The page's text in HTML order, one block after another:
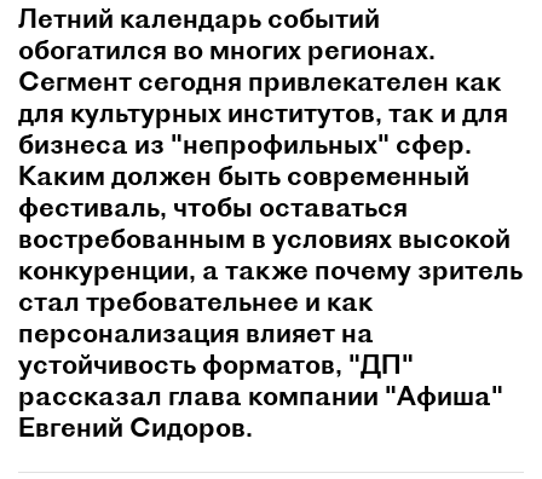
Летний календарь событий
обогатился во многих регионах.
Сегмент сегодня привлекателен как
для культурных институтов, так и для
бизнеса из "непрофильных" сфер.
Каким должен быть современный
фестиваль, чтобы оставаться
востребованным в условиях высокой
конкуренции, а также почему зритель
стал требовательнее и как
персонализация влияет на
устойчивость форматов, "ДП"
рассказал глава компании "Афиша"
Евгений Сидоров.